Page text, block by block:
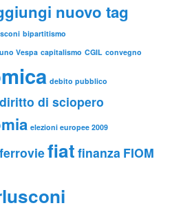
nuovo tag
bipartitismo
Vespa capitalismo CGIL convegno
debito pubblico
diritto di sciopero
elezioni europee 2009
ferroviefiat finanza FIOM